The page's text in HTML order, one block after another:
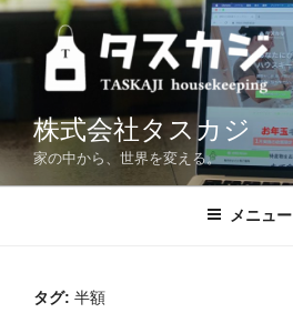
コ
テ
ツ
へ
株式会社タスカジ
家の中から、世界を変える。
メニュー
タグ: 半額